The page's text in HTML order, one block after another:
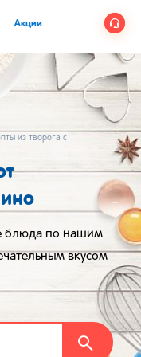
Акции
из творога с манкой
блюда по нашим
вкусом
Найти